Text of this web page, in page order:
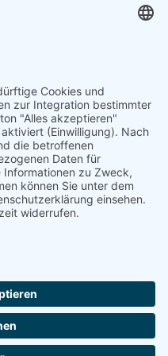
Datenschutz
vorbehalten.
vernetzt